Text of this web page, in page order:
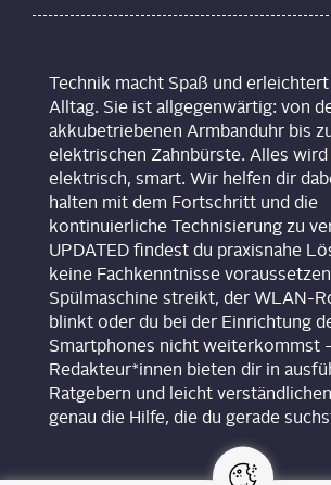
Technik macht Spaß und
Alltag. Sie ist allgegenwärtig: von
akkubetriebenen Armbanduhr bis
elektrischen Zahnbürste. Alles
elektrisch, smart. Wir helfen dir
halten mit dem Fortschritt und die
kontinuierliche Technisierung zu
UPDATED findest du praxisnahe
keine Fachkenntnisse
Spülmaschine streikt, der WLAN-
blinkt oder du bei der Einrichtung
Smartphones nicht weiterkommst
Redakteur*innen bieten dir in
Ratgebern und leicht
genau die Hilfe, die du gerade